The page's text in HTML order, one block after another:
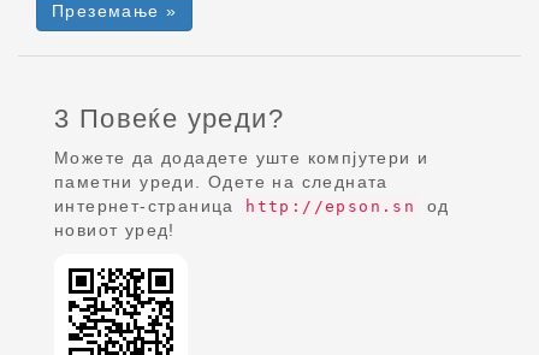
Преземање »
3 Повеќе уреди?
Можете да додадете уште компјутери и
паметни уреди. Одете на следната
интернет-страница
http://epson.sn
од
новиот уред!